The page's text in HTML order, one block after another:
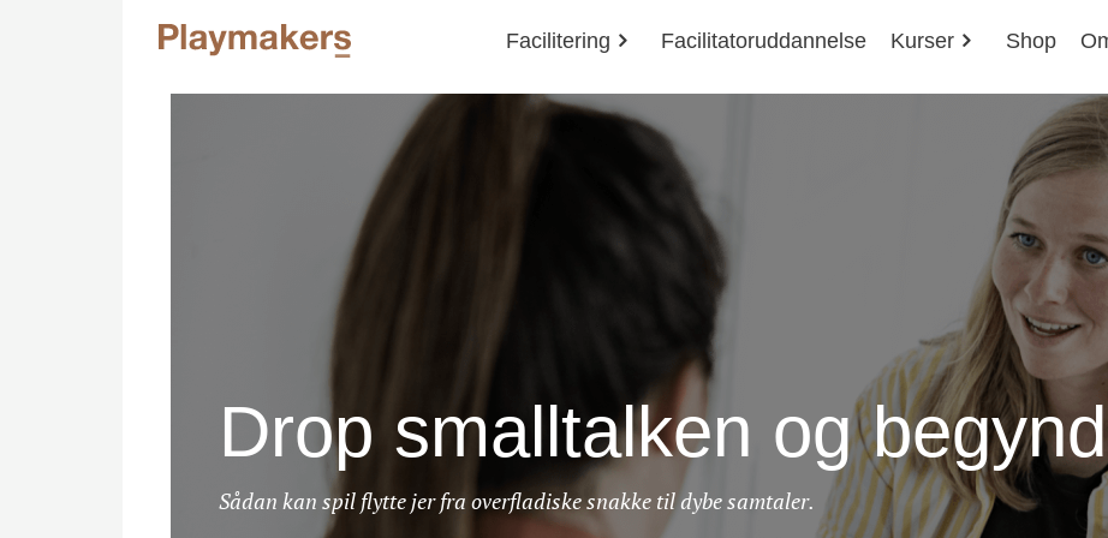
Facilitering Facilitatoruddannelse Kurser Shop
Drop smalltalken og
Sådan kan spil flytte jer fra overfladiske snakke til dybe samtaler.